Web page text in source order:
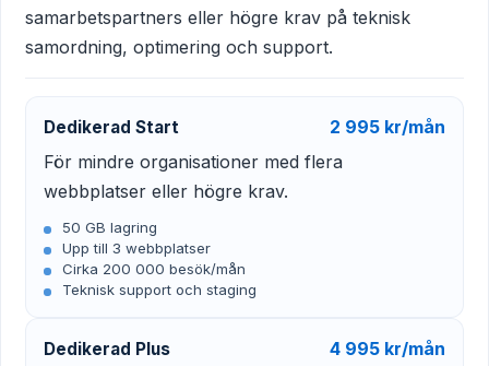
samarbetspartners eller högre krav på teknisk
samordning, optimering och support.
Dedikerad Start
2 995 kr/mån
För mindre organisationer med flera
webbplatser eller högre krav.
50 GB lagring
Upp till 3 webbplatser
Cirka 200 000 besök/mån
Teknisk support och staging
Dedikerad Plus 4 995 kr/mån